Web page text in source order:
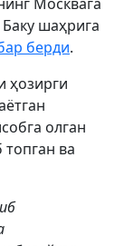
шаҳрига
берди.
ҳозирги
олган
ва